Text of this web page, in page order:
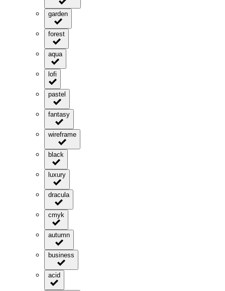
garden
forest
aqua
lofi
pastel
fantasy
wireframe
black
luxury
dracula
cmyk
autumn
business
acid